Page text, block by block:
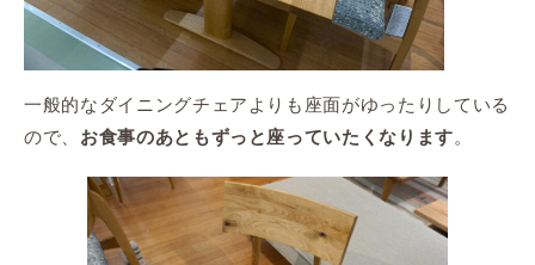
一般的なダイニングチェアよりも座面がゆったりしている
ので、
お食事のあともずっと座っていたくなります。